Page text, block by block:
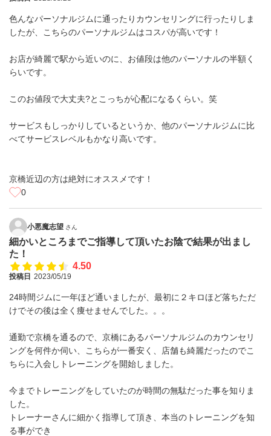
色んなパーソナルジムに通ったりカウンセリングに行ったりしま
したが、こちらのパーソナルジムはコスパが高いです！
お店が綺麗で駅から近いのに、お値段は他のパーソナルの半額く
らいです。
このお値段で大丈夫?とこっちが心配になるくらい。笑
サービスもしっかりしているというか、他のパーソナルジムに比
べてサービスレベルもかなり高いです。
京橋近辺の方は絶対にオススメです！
0
小悪魔志望 さん
細かいところまでご指導して頂いたお陰で結果が出まし
た！
4.50
投稿日 2023/05/19
24時間ジムに一年ほど通いましたが、最初に２キロほど落ちただ
けでその後は全く痩せませんでした。。。
通勤で京橋を通るので、京橋にあるパーソナルジムのカウンセリ
ングを何件か伺い、こちらが一番安く、店舗も綺麗だったのでこ
ちらに入会しトレーニングを開始しました。
今までトレーニングをしていたのが時間の無駄だった事を知りま
した。
トレーナーさんに細かく指導して頂き、本当のトレーニングを知
る事ができ